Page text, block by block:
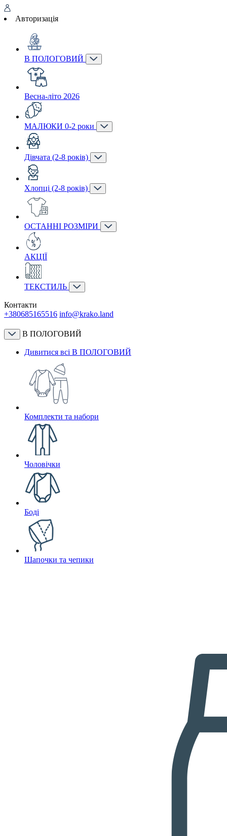
Авторизація
В ПОЛОГОВИЙ
Весна-літо 2026
МАЛЮКИ 0-2 роки
Дівчата (2-8 років)
Хлопці (2-8 років)
ОСТАННІ РОЗМІРИ
АКЦІЇ
ТЕКСТИЛЬ
Контакти
+380685165516 info@krako.land
В ПОЛОГОВИЙ
Дивитися всі В ПОЛОГОВИЙ
Комплекти та набори
Чоловічки
Боді
Шапочки та чепики